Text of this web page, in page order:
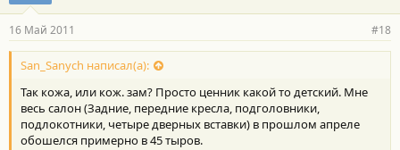
16 Май 2011 #18
San_Sanych написал(а):
Так кожа, или кож. зам? Просто ценник какой то детский. Мне
весь салон (Задние, передние кресла, подголовники,
подлокотники, четыре дверных вставки) в прошлом апреле
обошелся примерно в 45 тыров.